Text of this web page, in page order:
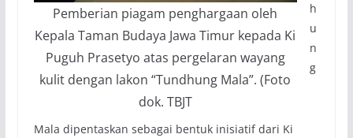
Pemberian piagam penghargaan oleh
Kepala Taman Budaya Jawa Timur kepada Ki
Puguh Prasetyo atas pergelaran wayang
kulit dengan lakon “Tundhung Mala”. (Foto
dok. TBJT
h
u
n
g
Mala dipentaskan sebagai bentuk inisiatif dari Ki